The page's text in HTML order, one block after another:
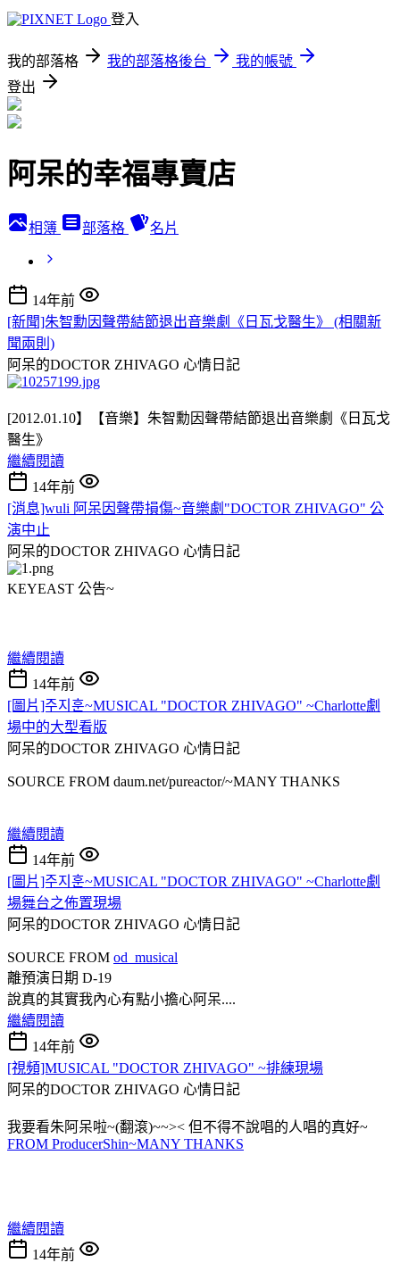
登入
我的部落格 我的部落格後台
我的帳號
登出
阿呆的幸福專賣店
相簿 部落格 名片
14年前
[新聞]朱智勳因聲帶結節退出音樂劇《日瓦戈醫生》 (相關新
聞兩則)
阿呆的DOCTOR ZHIVAGO 心情日記
[2012.01.10】【音樂】朱智勳因聲帶結節退出音樂劇《日瓦戈
醫生》
繼續閱讀
14年前
[消息]wuli 阿呆因聲帶損傷~音樂劇"DOCTOR ZHIVAGO" 公
演中止
阿呆的DOCTOR ZHIVAGO 心情日記
KEYEAST 公告~
繼續閱讀
14年前
[圖片]주지훈~MUSICAL "DOCTOR ZHIVAGO" ~Charlotte劇
場中的大型看版
阿呆的DOCTOR ZHIVAGO 心情日記
SOURCE FROM daum.net/pureactor/~MANY THANKS
繼續閱讀
14年前
[圖片]주지훈~MUSICAL "DOCTOR ZHIVAGO" ~Charlotte劇
場舞台之佈置現場
阿呆的DOCTOR ZHIVAGO 心情日記
SOURCE FROM od_musical
離預演日期 D-19
說真的其實我內心有點小擔心阿呆....
繼續閱讀
14年前
[視頻]MUSICAL "DOCTOR ZHIVAGO" ~排練現場
阿呆的DOCTOR ZHIVAGO 心情日記
我要看朱阿呆啦~(翻滾)~~>< 但不得不說唱的人唱的真好~
FROM ProducerShin~MANY THANKS
繼續閱讀
14年前